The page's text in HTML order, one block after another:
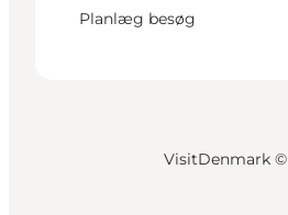
Planlæg besøg
VisitDenmark ©